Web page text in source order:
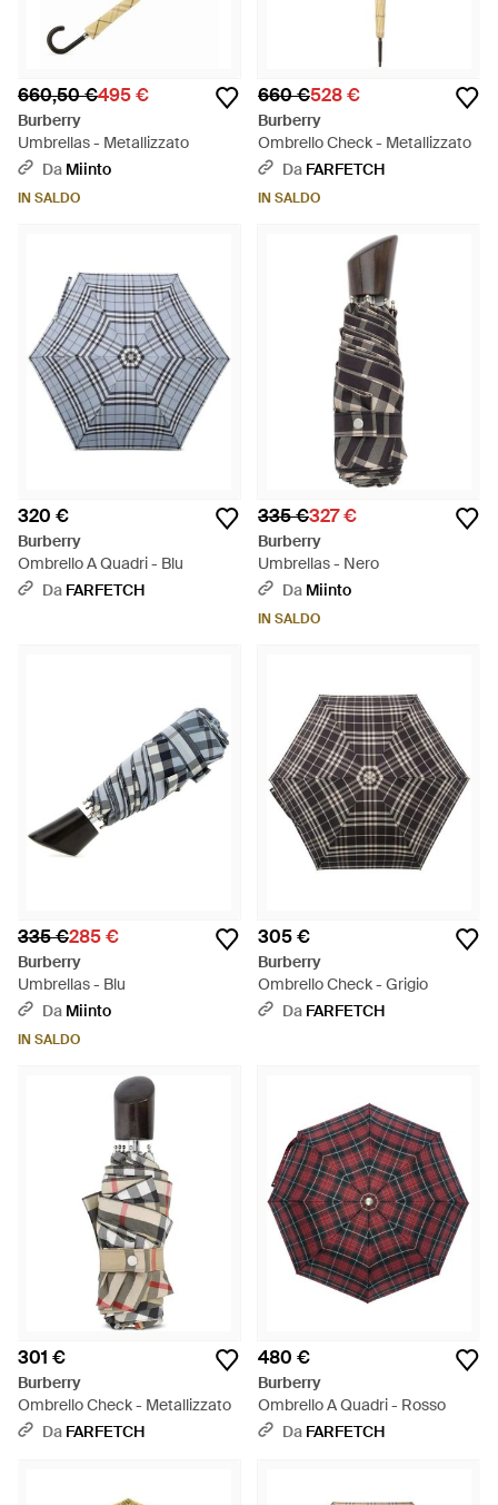
660,50 €495 €
Burberry
Umbrellas - Metallizzato
Da Miinto
IN SALDO
660 €528 €
Burberry
Ombrello Check - Metallizzato
Da FARFETCH
IN SALDO
320 €
Burberry
Ombrello A Quadri - Blu
Da FARFETCH
335 €327 €
Burberry
Umbrellas - Nero
Da Miinto
IN SALDO
335 €285 €
Burberry
Umbrellas - Blu
Da Miinto
IN SALDO
305 €
Burberry
Ombrello Check - Grigio
Da FARFETCH
301 €
Burberry
Ombrello Check - Metallizzato
Da FARFETCH
480 €
Burberry
Ombrello A Quadri - Rosso
Da FARFETCH